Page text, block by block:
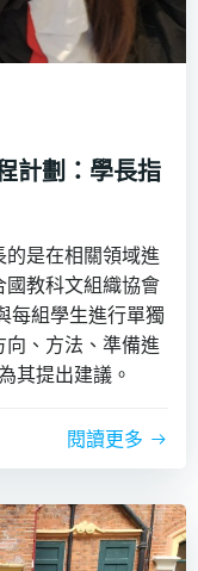
計劃：學長指
是在相關領域進
教科文組織協會
每組學生進行單獨
、方法、準備進
其提出建議。
閱讀更多